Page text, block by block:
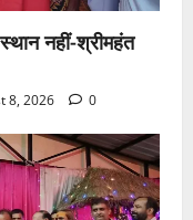
नहीं-श्रीमहंत
8, 2026 0